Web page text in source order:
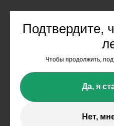
Подтвердите,
Чтобы продолжить,
Да, я
Нет,